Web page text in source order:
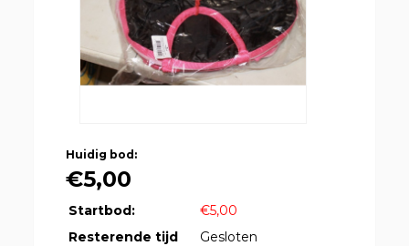
Huidig bod:
€5,00
Startbod:
€5,00
Resterende tijd
Gesloten